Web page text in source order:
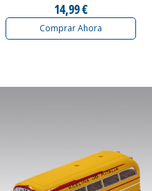
14,99 €
Comprar Ahora